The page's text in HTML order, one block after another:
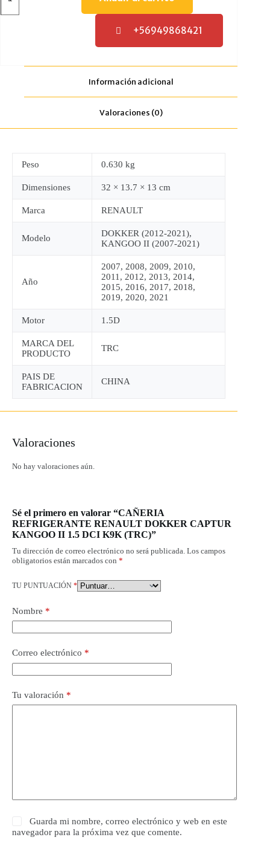
original
era:
$45.564.
actual
es:
$41.007.
DOKKER
cantidad
+56949868421
Información adicional
Valoraciones (0)
Peso 0.630 kg
Dimensiones 32 × 13.7 × 13 cm
Marca RENAULT
Modelo
DOKKER (2012-2021),
KANGOO II (2007-2021)
Año
2007, 2008, 2009, 2010,
2011, 2012, 2013, 2014,
2015, 2016, 2017, 2018,
2019, 2020, 2021
Motor 1.5D
MARCA DEL
PRODUCTO
TRC
PAIS DE
FABRICACION
CHINA
Valoraciones
No hay valoraciones aún.
Sé el primero en valorar “CAÑERIA
REFRIGERANTE RENAULT DOKKER CAPTUR
KANGOO II 1.5 DCI K9K (TRC)”
Tu dirección de correo electrónico no será publicada. Los campos
obligatorios están marcados con *
TU PUNTUACIÓN *
Nombre *
Correo electrónico *
Tu valoración *
Guarda mi nombre, correo electrónico y web en este
navegador para la próxima vez que comente.